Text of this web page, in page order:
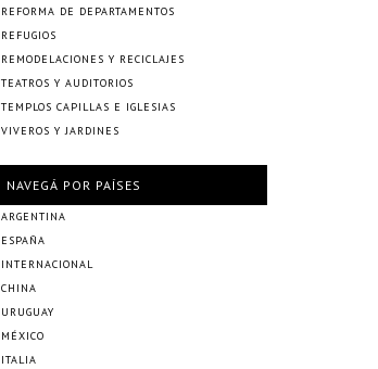
REFORMA DE DEPARTAMENTOS
REFUGIOS
REMODELACIONES Y RECICLAJES
TEATROS Y AUDITORIOS
TEMPLOS CAPILLAS E IGLESIAS
VIVEROS Y JARDINES
NAVEGÁ POR PAÍSES
ARGENTINA
ESPAÑA
INTERNACIONAL
CHINA
URUGUAY
MÉXICO
ITALIA